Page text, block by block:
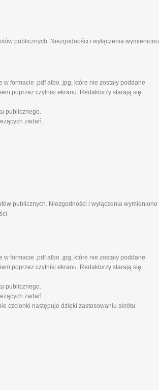
publicznych. Niezgodności i wyłączenia wymieniono
formacie .pdf albo .jpg, które nie zostały poddane
poprzez czytniki ekranu. Redaktorzy starają się
publicznego.
zadań.
publicznych. Niezgodności i wyłączenia wymieniono
formacie .pdf albo .jpg, które nie zostały poddane
poprzez czytniki ekranu. Redaktorzy starają się
publicznego.
zadań.
czcionki następuje dzięki zastosowaniu skrótu